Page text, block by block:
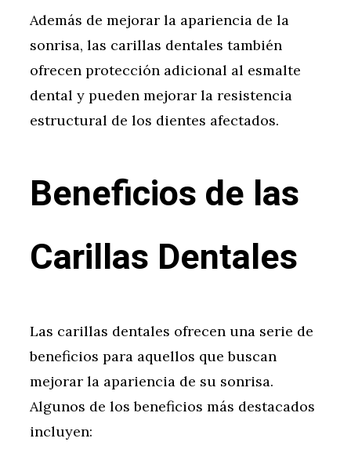
Además de mejorar la apariencia de la
sonrisa, las carillas dentales también
ofrecen protección adicional al esmalte
dental y pueden mejorar la resistencia
estructural de los dientes afectados.
Beneficios de las
Carillas Dentales
Las carillas dentales ofrecen una serie de
beneficios para aquellos que buscan
mejorar la apariencia de su sonrisa.
Algunos de los beneficios más destacados
incluyen: